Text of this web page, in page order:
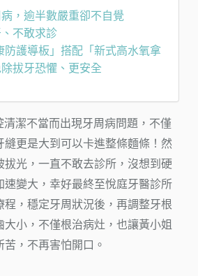
，逾半數嚴重卻不自覺
不敢求診
防護導板」搭配「新式高水氧拿
拔牙恐懼、更安全
潔不當而出現牙周病問題，不僅
縫更是大到可以卡進整條麵條！然
拔光，一直不敢去診所，沒想到硬
變大，幸好最終至悅庭牙醫診所
，穩定牙周狀況後，再調整牙根
小，不僅根治病灶，也讓黃小姐
，不再害怕開口。